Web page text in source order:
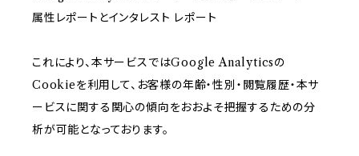
属性レポートとインタレスト レポート
これにより、本サービスではGoogle Analyticsの
Cookieを利用して、お客様の年齢・性別・閲覧履歴・本サ
ービスに関する関心の傾向をおおよそ把握するための分
析が可能となっております。